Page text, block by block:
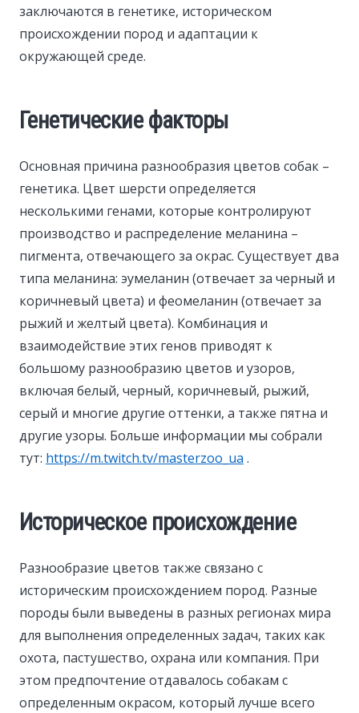
заключаются в генетике, историческом
происхождении пород и адаптации к
окружающей среде.
Генетические факторы
Основная причина разнообразия цветов собак –
генетика. Цвет шерсти определяется
несколькими генами, которые контролируют
производство и распределение меланина –
пигмента, отвечающего за окрас. Существует два
типа меланина: эумеланин (отвечает за черный и
коричневый цвета) и феомеланин (отвечает за
рыжий и желтый цвета). Комбинация и
взаимодействие этих генов приводят к
большому разнообразию цветов и узоров,
включая белый, черный, коричневый, рыжий,
серый и многие другие оттенки, а также пятна и
другие узоры. Больше информации мы собрали
тут: https://m.twitch.tv/masterzoo_ua .
Историческое происхождение
Разнообразие цветов также связано с
историческим происхождением пород. Разные
породы были выведены в разных регионах мира
для выполнения определенных задач, таких как
охота, пастушество, охрана или компания. При
этом предпочтение отдавалось собакам с
определенным окрасом, который лучше всего